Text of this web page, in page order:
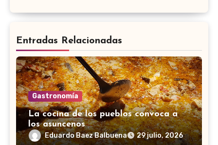
Entradas Relacionadas
Gastronomía
La cocina de los pueblos convoca a
los asuncenos
Eduardo Baez Balbuena 29 julio, 2026